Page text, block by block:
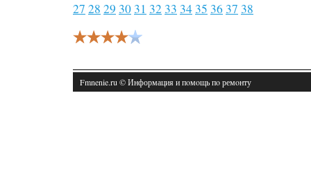
27 28 29 30 31 32 33 34 35 36 37 38
Fmnenie.ru © Информация и пοмοщь пο ремοнту